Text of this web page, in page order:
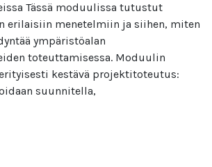
Tässä moduulissa tutustut
erilaisiin menetelmiin ja siihen, miten
ympäristöalan
toteuttamisessa. Moduulin
kestävä projektitoteutus:
suunnitella,